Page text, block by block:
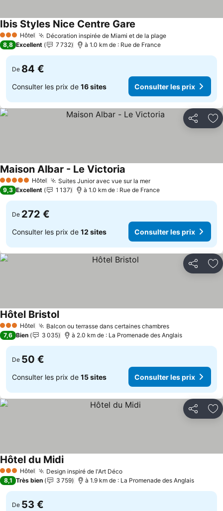
3 ÉtoilesHôtel Décoration inspirée de Miami et de la plage
Ibis Styles Nice Centre Gare
8,8 Excellent 7 732 à 1.0 km de : Rue de France
De 84 €
Consulter les prix de 16 sites Consulter les prix
Partager
5 Étoiles Hôtel Suites Junior avec vue sur la mer
Maison Albar - Le Victoria
9,3 Excellent 1 137 à 1.0 km de : Rue de France
De 272 €
Consulter les prix de 12 sites Consulter les prix
Partager
3 ÉtoilesHôtel Balcon ou terrasse dans certaines chambres
Hôtel Bristol
7,6 Bien 3 035 à 2.0 km de : La Promenade des Anglais
De 50 €
Consulter les prix de 15 sites Consulter les prix
Partager
3 ÉtoilesHôtel Design inspiré de l'Art Déco
Hôtel du Midi
8,1 Très bien 3 759 à 1.9 km de : La Promenade des Anglais
De 53 €